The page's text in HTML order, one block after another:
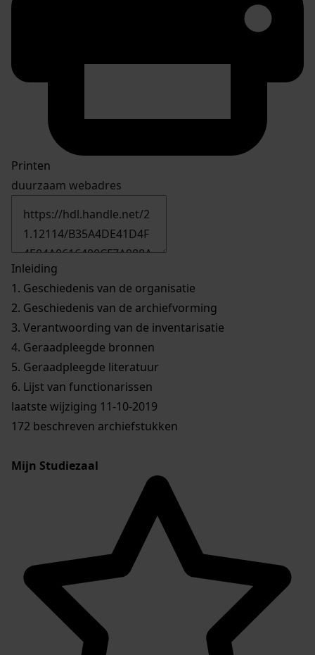
Printen
duurzaam webadres
Inleiding
1. Geschiedenis van de organisatie
2. Geschiedenis van de archiefvorming
3. Verantwoording van de inventarisatie
4. Geraadpleegde bronnen
5. Geraadpleegde literatuur
6. Lijst van functionarissen
laatste wijziging 11-10-2019
172 beschreven archiefstukken
Mijn Studiezaal